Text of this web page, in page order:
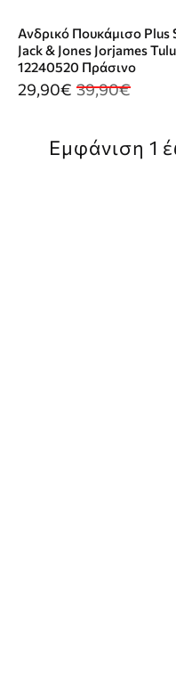
Ανδρικό Πουκάμισο Plus
Jack & Jones Jorjames
12240520 Πράσινο
29,90€ 39,90€
Εμφάνιση 1